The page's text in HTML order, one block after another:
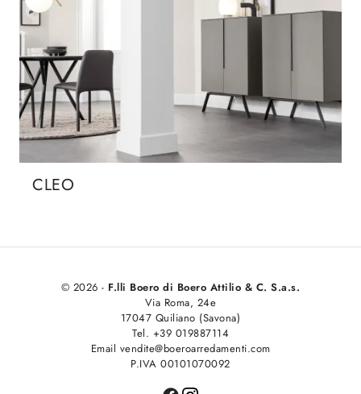
CLEO
© 2026 - F.lli Boero di Boero Attilio & C. S.a.s.
Via Roma, 24e
17047 Quiliano (Savona)
Tel. +39 019887114
Email vendite@boeroarredamenti.com
P.IVA 00101070092